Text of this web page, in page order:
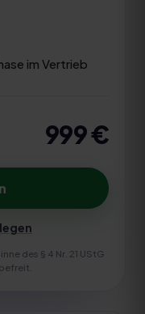
im Vertrieb
999€
des § 4 Nr. 21 UStG